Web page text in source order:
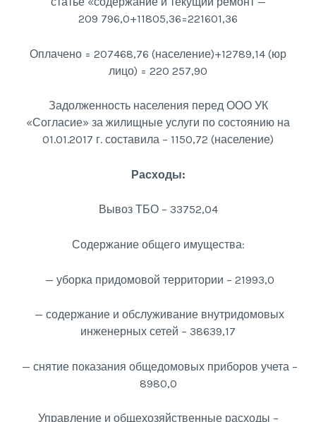
209 796,0+11805,36=221601,36
Оплачено = 207468,76 (население)+12789,14 (юр
лицо) = 220 257,90
Задолженность населения перед ООО УК
«Согласие» за жилищные услуги по состоянию на
01.01.2017 г. составила – 1150,72 (население)
Расходы:
Вывоз ТБО – 33752,04
Содержание общего имущества:
— уборка придомовой территории – 21993,0
— содержание и обслуживание внутридомовых
инженерных сетей – 38639,17
— снятие показания общедомовых приборов учета –
8980,0
Управление и общехозяйственные расходы –